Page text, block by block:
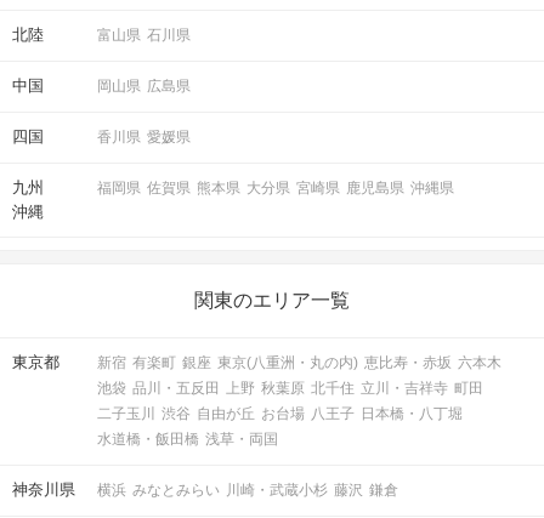
北陸 富山県 石川県
中国 岡山県 広島県
四国 香川県 愛媛県
九州
沖縄
福岡県 佐賀県 熊本県 大分県 宮崎県 鹿児島県 沖縄県
関東のエリア一覧
東京都 新宿 有楽町 銀座 東京(八重洲・丸の内) 恵比寿・赤坂 六本木
池袋 品川・五反田 上野 秋葉原 北千住 立川・吉祥寺 町田
二子玉川
渋谷 自由が丘 お台場 八王子 日本橋・八丁堀
水道橋・飯田橋 浅草・両国
神奈川県 横浜 みなとみらい 川崎・武蔵小杉 藤沢 鎌倉